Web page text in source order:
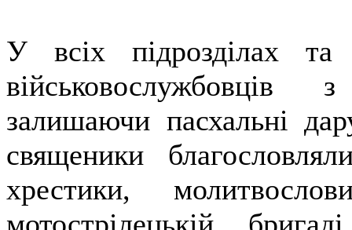
У всіх підрозділах та
залишаючи пасхальні
священики
хрестики,